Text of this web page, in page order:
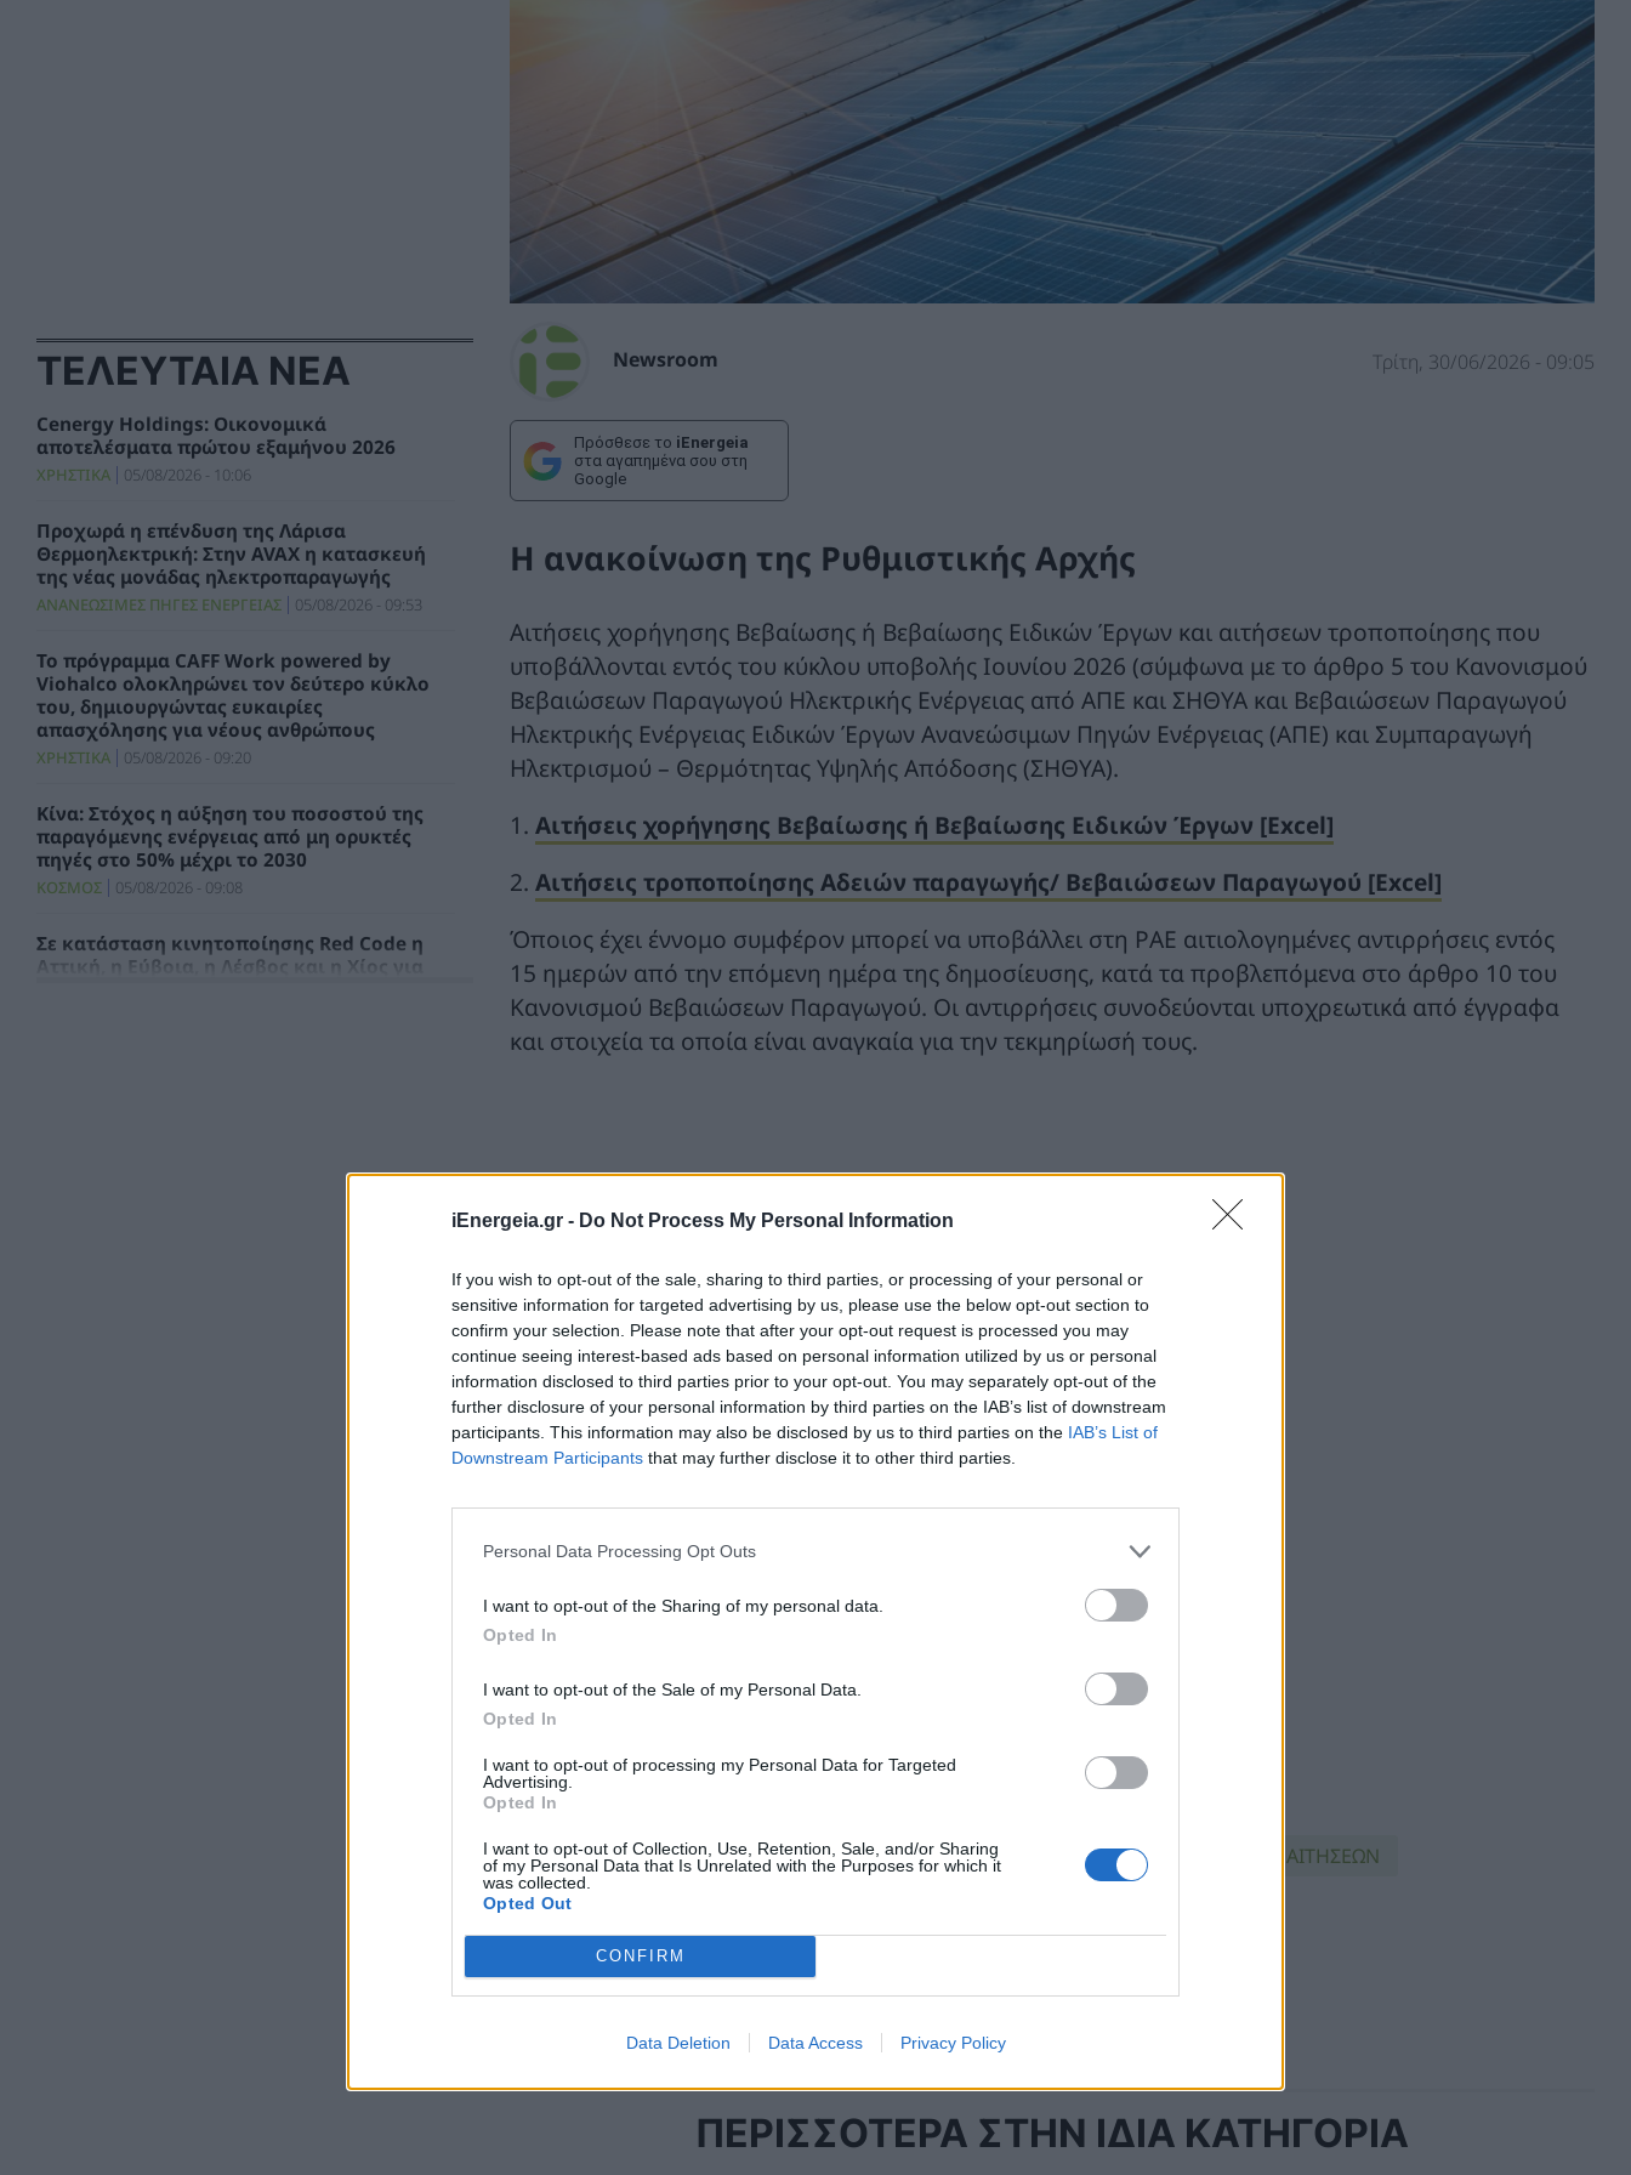
iEnergeia.gr - Do Not Process My Personal Information
If you wish to opt-out of the sale, sharing to third parties, or processing of your personal or
sensitive information for targeted advertising by us, please use the below opt-out section to
confirm your selection. Please note that after your opt-out request is processed you may
continue seeing interest-based ads based on personal information utilized by us or personal
information disclosed to third parties prior to your opt-out. You may separately opt-out of the
further disclosure of your personal information by third parties on the IAB’s list of downstream
participants. This information may also be disclosed by us to third parties on the IAB’s List of
Downstream Participants that may further disclose it to other third parties.
Personal Data Processing Opt Outs
I want to opt-out of the Sharing of my personal data.
Opted In
I want to opt-out of the Sale of my Personal Data.
Opted In
I want to opt-out of processing my Personal Data for Targeted
Advertising.
Opted In
I want to opt-out of Collection, Use, Retention, Sale, and/or Sharing
of my Personal Data that Is Unrelated with the Purposes for which it
was collected.
Opted Out
CONFIRM
Data Deletion Data Access Privacy Policy
ΤΕΛΕΥΤΑΙΑ ΝΕΑ
Cenergy Holdings: Οικονομικά
αποτελέσματα πρώτου εξαμήνου 2026
ΧΡΗΣΤΙΚΑ 05/08/2026 - 10:06
Προχωρά η επένδυση της Λάρισα
Θερμοηλεκτρική: Στην AVAX η κατασκευή
της νέας μονάδας ηλεκτροπαραγωγής
ΑΝΑΝΕΩΣΙΜΕΣ ΠΗΓΕΣ ΕΝΕΡΓΕΙΑΣ 05/08/2026 - 09:53
Το πρόγραμμα CAFF Work powered by
Viohalco ολοκληρώνει τον δεύτερο κύκλο
του, δημιουργώντας ευκαιρίες
απασχόλησης για νέους ανθρώπους
ΧΡΗΣΤΙΚΑ 05/08/2026 - 09:20
Κίνα: Στόχος η αύξηση του ποσοστού της
παραγόμενης ενέργειας από μη ορυκτές
πηγές στο 50% μέχρι το 2030
ΚΟΣΜΟΣ 05/08/2026 - 09:08
Σε κατάσταση κινητοποίησης Red Code η
Αττική, η Εύβοια, η Λέσβος και η Χίος για
από πλήγμα κοντά στα Στενά του Ορμούζ
Newsroom Τρίτη, 30/06/2026 - 09:05
Πρόσθεσε το iEnergeia
στα αγαπημένα σου στη
Google
Η ανακοίνωση της Ρυθμιστικής Αρχής
Αιτήσεις χορήγησης Βεβαίωσης ή Βεβαίωσης Ειδικών Έργων και αιτήσεων τροποποίησης που
υποβάλλονται εντός του κύκλου υποβολής Ιουνίου 2026 (σύμφωνα με το άρθρο 5 του Κανονισμού
Βεβαιώσεων Παραγωγού Ηλεκτρικής Ενέργειας από ΑΠΕ και ΣΗΘΥΑ και Βεβαιώσεων Παραγωγού
Ηλεκτρικής Ενέργειας Ειδικών Έργων Ανανεώσιμων Πηγών Ενέργειας (ΑΠΕ) και Συμπαραγωγή
Hλεκτρισμού – Θερμότητας Υψηλής Απόδοσης (ΣΗΘΥΑ).
1. Αιτήσεις χορήγησης Βεβαίωσης ή Βεβαίωσης Ειδικών Έργων [Excel]
2. Αιτήσεις τροποποίησης Αδειών παραγωγής/ Βεβαιώσεων Παραγωγού [Excel]
Όποιος έχει έννομο συμφέρον μπορεί να υποβάλλει στη ΡΑΕ αιτιολογημένες αντιρρήσεις εντός
15 ημερών από την επόμενη ημέρα της δημοσίευσης, κατά τα προβλεπόμενα στο άρθρο 10 του
Κανονισμού Βεβαιώσεων Παραγωγού. Οι αντιρρήσεις συνοδεύονται υποχρεωτικά από έγγραφα
και στοιχεία τα οποία είναι αναγκαία για την τεκμηρίωσή τους.
ΑΠΕ ΡΑΑΕΥ ΤΡΟΠΟΠΟΙΗΣΕΙΣ ΑΠΕ ΚΥΚΛΟΣ ΑΙΤΗΣΕΩΝ
ΠΕΡΙΣΣΟΤΕΡΑ ΣΤΗΝ ΙΔΙΑ ΚΑΤΗΓΟΡΙΑ